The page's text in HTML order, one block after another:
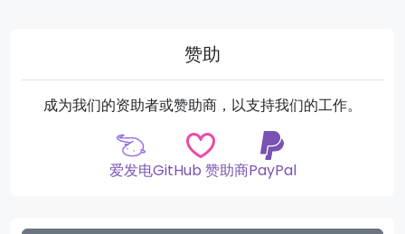
赞助
成为我们的资助者或赞助商，以支持我们的工作。
爱发电GitHub 赞助商PayPal